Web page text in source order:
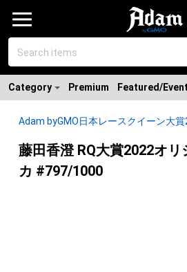
Category Premium Featured/
Adam byGMO日本レースクイーン大
藤田香澄 RQ大賞2022オ
カ #797/1000